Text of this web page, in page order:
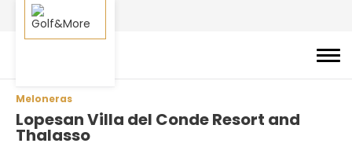
Meloneras
Lopesan Villa del Conde Resort and
Thalasso